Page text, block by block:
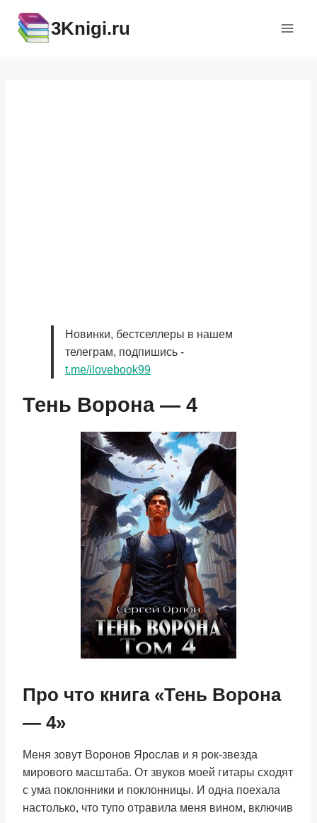
содержимому
3Knigi.ru
Новинки, бестселлеры в нашем
телеграм, подпишись -
t.me/ilovebook99
Тень Ворона — 4
Про что книга «Тень Ворона
— 4»
Меня зовут Воронов Ярослав и я рок-звезда
мирового масштаба. От звуков моей гитары сходят
с ума поклонники и поклонницы. И одна поехала
настолько, что тупо отравила меня вином, включив